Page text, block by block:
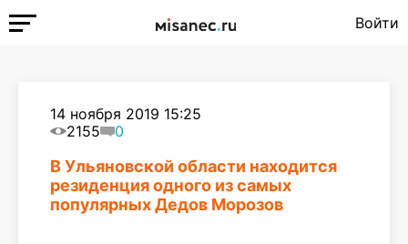
Войти
14 ноября 2019 15:25
2155
0
В Ульяновской области находится
резиденция одного из самых
популярных Дедов Морозов